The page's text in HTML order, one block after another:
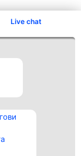
Live chat